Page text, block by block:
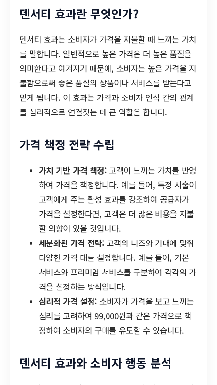
덴서티 효과란 무엇인가?
덴서티 효과는 소비자가 가격을 지불할 때 느끼는 가치
를 말합니다. 일반적으로 높은 가격은 더 높은 품질을
의미한다고 여겨지기 때문에, 소비자는 높은 가격을 지
불함으로써 좋은 품질의 상품이나 서비스를 받는다고
믿게 됩니다. 이 효과는 가격과 소비자 인식 간의 관계
를 심리적으로 연결짓는 데 큰 역할을 합니다.
가격 책정 전략 수립
가치 기반 가격 책정: 고객이 느끼는 가치를 반영
하여 가격을 책정합니다. 예를 들어, 특정 시술이
고객에게 주는 활성 효과를 강조하여 공급자가
가격을 설정한다면, 고객은 더 많은 비용을 지불
할 의향이 있을 것입니다.
세분화된 가격 전략: 고객의 니즈와 기대에 맞춰
다양한 가격 대를 설정합니다. 예를 들어, 기본
서비스와 프리미엄 서비스를 구분하여 각각의 가
격을 설정하는 방식입니다.
심리적 가격 설정: 소비자가 가격을 보고 느끼는
심리를 고려하여 99,000원과 같은 가격으로 책
정하여 소비자의 구매를 유도할 수 있습니다.
덴서티 효과와 소비자 행동 분석